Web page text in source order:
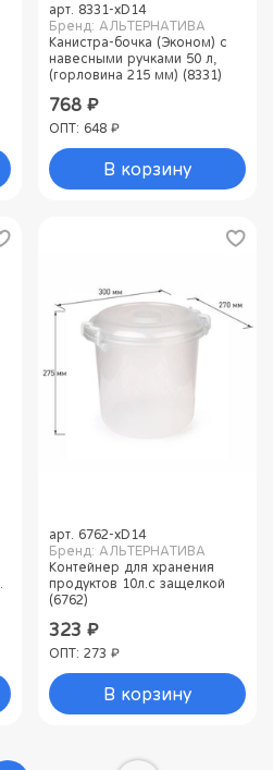
арт.
8331-xD14
Бренд: АЛЬТЕРНАТИВА
Канистра-бочка (Эконом) с
навесными ручками 50 л,
(горловина 215 мм) (8331)
768 ₽
ОПТ: 648 ₽
В корзину
арт.
6762-xD14
Бренд: АЛЬТЕРНАТИВА
Контейнер для хранения
продуктов 10л.с защелкой
(6762)
323 ₽
ОПТ: 273 ₽
В корзину